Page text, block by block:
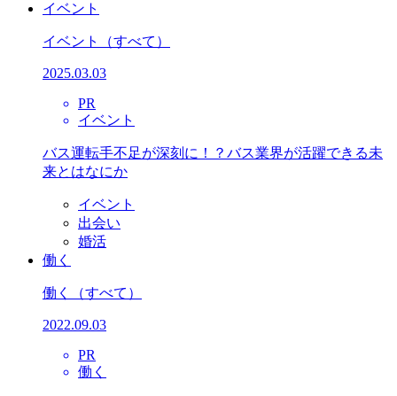
イベント
イベント （すべて）
2025.03.03
PR
イベント
バス運転手不足が深刻に！？バス業界が活躍できる未
来とはなにか
イベント
出会い
婚活
働く
働く （すべて）
2022.09.03
PR
働く